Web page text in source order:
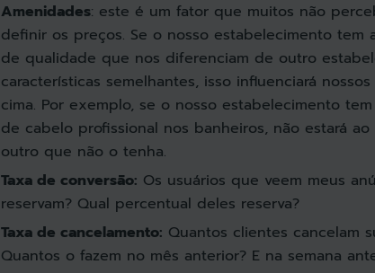
Amenidades: este é um fator que muitos não
definir os preços. Se o nosso estabelecimento tem
de qualidade que nos diferenciam de outro
características semelhantes, isso influenciará
cima. Por exemplo, se o nosso estabelecimento
de cabelo profissional nos banheiros, não estará
outro que não o tenha.
Taxa de conversão: Os usuários que veem meus
reservam? Qual percentual deles reserva?
Taxa de cancelamento: Quantos clientes cancelam
Quantos o fazem no mês anterior? E na semana